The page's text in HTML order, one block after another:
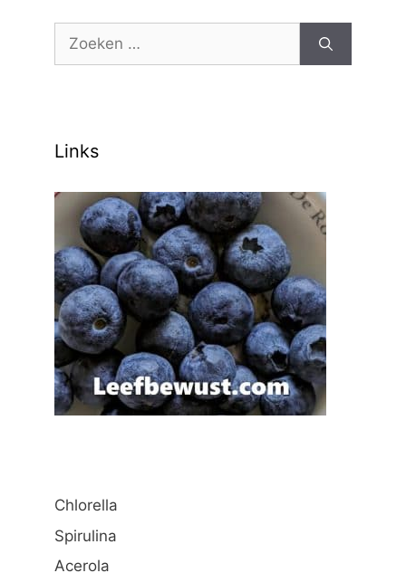
Zoek
Links
Chlorella
Spirulina
Acerola